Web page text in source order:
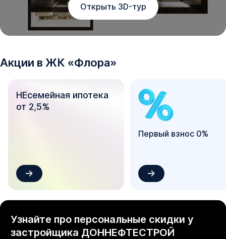
❗Срок действия акций зависит от условий и лимитов
банков. Актуальную цену и наличие квартир уточняйте
* Рендеры носят иллюстративный характер и
квартиры, не являясь ремонтом от застройщика.
Открыть 3D-тур
Акции в ЖК «Флора»
НЕсемейная ипотека
от 2,5%
Первый взнос 0%
Узнайте про персональные скидки у
застройщика ДОННЕФТЕСТРОЙ